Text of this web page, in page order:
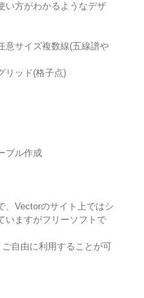
い方がわかるようなデザ
意サイズ複数線(五線譜や
リッド(格子点)
ブル作成
、Vectorのサイト上ではシ
いますがフリーソフトで
自由に利用することが可